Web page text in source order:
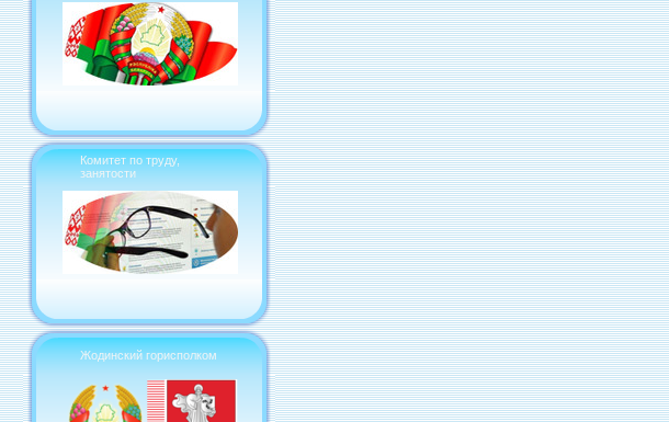
Комитет по труду,
занятости
Жодинский горисполком